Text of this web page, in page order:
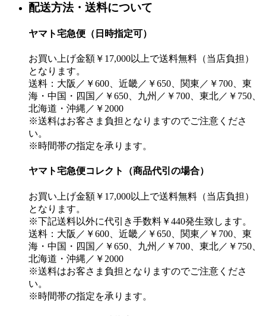
配送方法・送料について
ヤマト宅急便（日時指定可）
お買い上げ金額￥17,000以上で送料無料（当店負担）
となります。
送料：大阪／￥600、近畿／￥650、関東／￥700、東
海・中国・四国／￥650、九州／￥700、東北／￥750、
北海道・沖縄／￥2000
※送料はお客さま負担となりますのでご注意くださ
い。
※時間帯の指定を承ります。
ヤマト宅急便コレクト（商品代引の場合）
お買い上げ金額￥17,000以上で送料無料（当店負担）
となります。
※下記送料以外に代引き手数料￥440発生致します。
送料：大阪／￥600、近畿／￥650、関東／￥700、東
海・中国・四国／￥650、九州／￥700、東北／￥750、
北海道・沖縄／￥2000
※送料はお客さま負担となりますのでご注意くださ
い。
※時間帯の指定を承ります。